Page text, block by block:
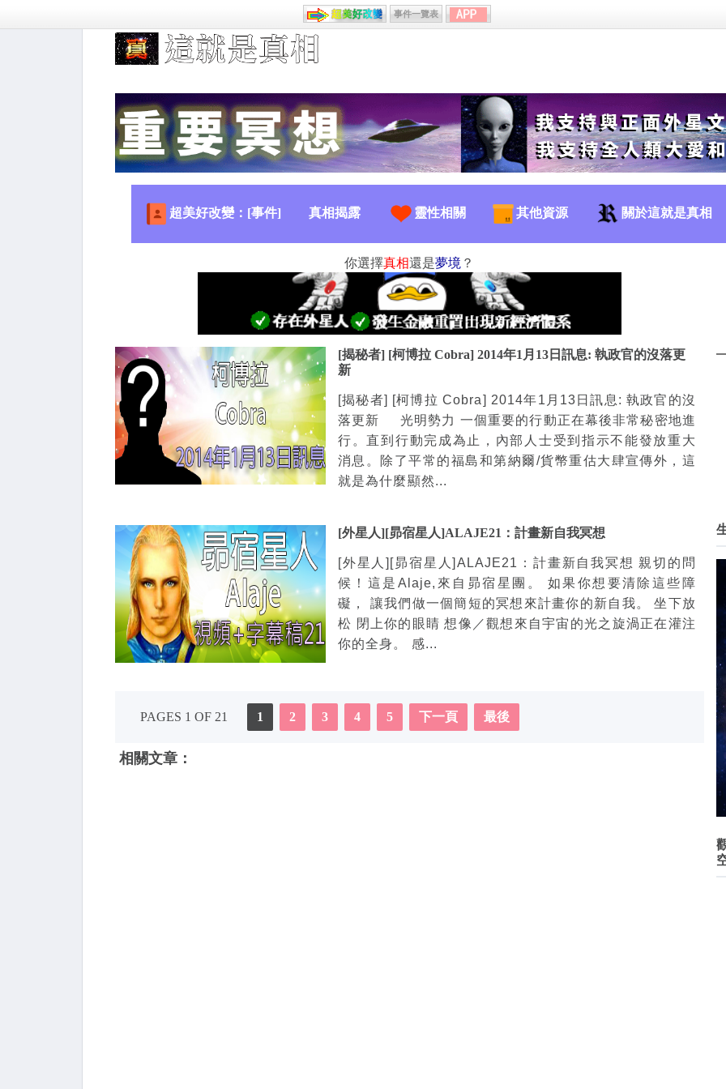
事件一覽表
超美好改變：[事件] 真相揭露 靈性相關 其他資源 關於這就是真相
你選擇真相還是夢境 ？
[揭秘者] [柯博拉 Cobra] 2014年1月13日訊息: 執政官的沒落更
新
[揭秘者] [柯博拉 Cobra] 2014年1月13日訊息: 執政官的沒
落更新 光明勢力 一個重要的行動正在幕後非常秘密地進
行。直到行動完成為止，內部人士受到指示不能發放重大
消息。除了平常的福島和第納爾/貨幣重估大肆宣傳外，這
就是為什麼顯然...
[外星人][昴宿星人]ALAJE21：計畫新自我冥想
[外星人][昴宿星人]ALAJE21：計畫新自我冥想 親切的問
候！這是Alaje,來自昴宿星團。 如果你想要清除這些障
礙， 讓我們做一個簡短的冥想來計畫你的新自我。 坐下放
松 閉上你的眼睛 想像／觀想來自宇宙的光之旋渦正在灌注
你的全身。 感...
PAGES 1 OF 21 1 2 3 4 5 下一頁 最後
相關文章：